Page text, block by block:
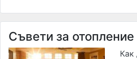
Съвети за отопление
Как